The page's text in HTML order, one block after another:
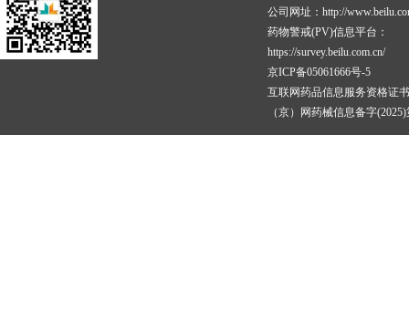
公司网址：http://
药物警戒(PV)信息平台：
https://survey.beilu.com.cn/
京ICP备05061666号-5
互联网药品信息服务资格证
（京）网药械信息备字